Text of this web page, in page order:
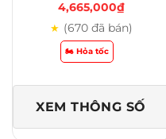
4,665,000₫
★ (670 đã bán)
🏍️ Hỏa tốc
XEM THÔNG SỐ